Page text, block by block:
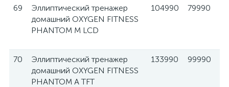
69
Эллиптический тренажер
домашний OXYGEN FITNESS
PHANTOM M LCD
104990 79990
70
Эллиптический тренажер
домашний OXYGEN FITNESS
PHANTOM A TFT
133990 99990